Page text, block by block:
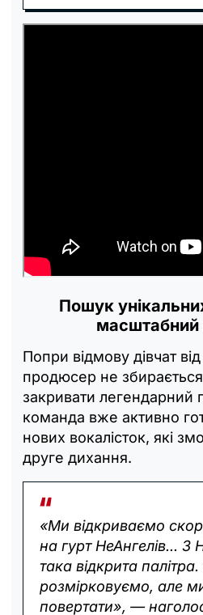
Пошук
масштабний
Попри відмову дівчат від
продюсер не
закривати легендарний
команда вже активно
нових вокалісток, які
друге дихання.
«Ми відкриваємо
на гурт НеАнгелів... З
така відкрита
розмірковуємо, але
повертати», —